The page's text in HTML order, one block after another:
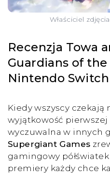
O NAS
ZALOGUJ
Właściciel
Recenzja Towa
Guardians of the
Nintendo Switch
Kiedy wszyscy czekają
wyjątkowość pierwszej
wyczuwalna w innych
Supergiant Games
gamingowy
premiery każdy chce